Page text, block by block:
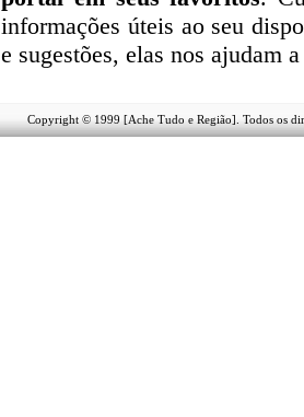
informações úteis ao seu
e sugestões, elas nos ajudam
Copyright © 1999 [Ache Tudo e Região]. Todos os